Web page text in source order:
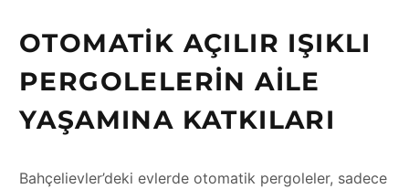
OTOMATIK AÇILIR IŞIKLI
PERGOLELERIN AILE
YAŞAMINA KATKILARI
Bahçelievler’deki evlerde otomatik pergoleler, sadece